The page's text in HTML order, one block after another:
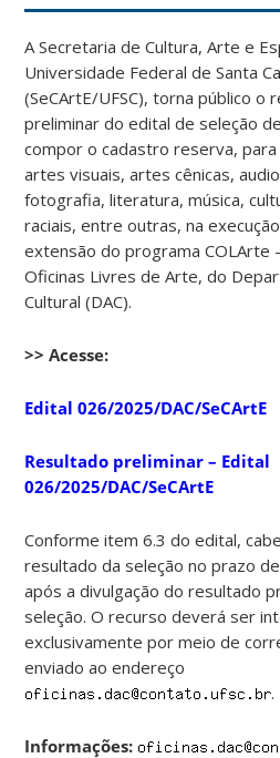
A Secretaria de Cultura, Arte e
Universidade Federal de Santa
(SeCArtE/UFSC), torna público o
preliminar do edital de seleção
compor o cadastro reserva,
artes visuais, artes cênicas,
fotografia, literatura, música,
raciais, entre outras, na
extensão do programa COLArte
Oficinas Livres de Arte, do
Cultural (DAC).
>> Acesse:
Edital 026/2025/DAC/SeCArtE
Resultado preliminar – Edital
026/2025/DAC/SeCArtE
Conforme item 6.3 do edital,
resultado da seleção no prazo
após a divulgação do resultado
seleção. O recurso deverá ser
exclusivamente por meio de
enviado ao endereço
.
Informações: